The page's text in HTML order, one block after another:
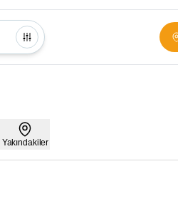
Yakındakiler